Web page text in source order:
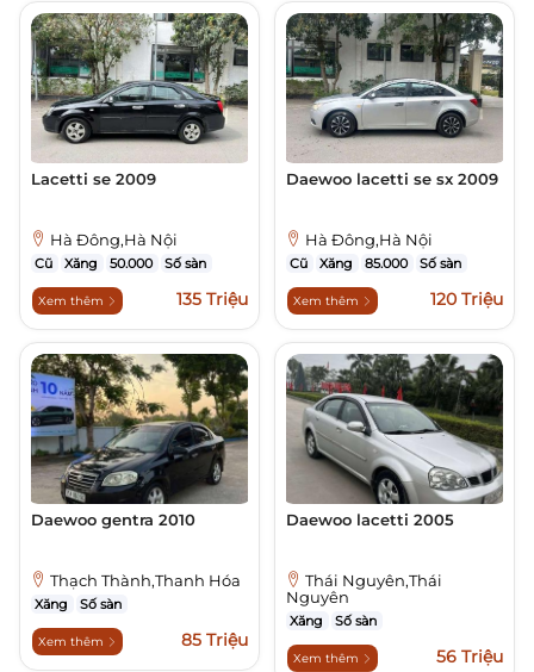
Lacetti se 2009
Hà Đông,Hà Nội
Cũ Xăng 50.000 Số sàn
Xem thêm 135 Triệu
Daewoo lacetti se sx 2009
Hà Đông,Hà Nội
Cũ Xăng 85.000 Số sàn
Xem thêm 120 Triệu
Daewoo gentra 2010
Thạch Thành,Thanh Hóa
Xăng Số sàn
Xem thêm 85 Triệu
Daewoo lacetti 2005
Thái Nguyên,Thái
Nguyên
Xăng Số sàn
Xem thêm 56 Triệu